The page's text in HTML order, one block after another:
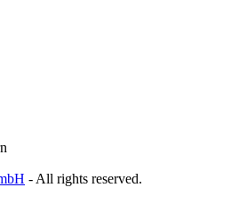
- All rights reserved.